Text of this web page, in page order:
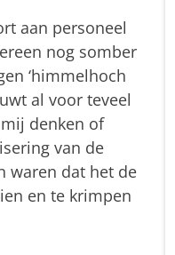
aan personeel
nog somber
‘himmelhoch
al voor teveel
denken of
van de
waren dat het de
en te krimpen